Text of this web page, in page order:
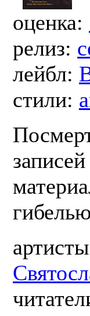
оценка:
релиз:
лейбл:
стили: